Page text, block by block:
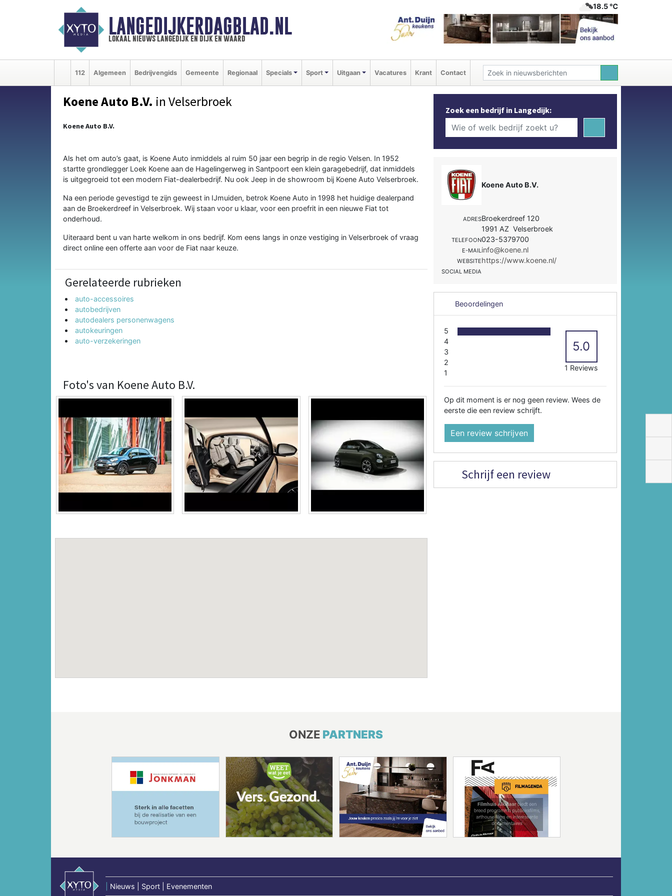
LANGEDIJKERDAGBLAD.NL
lokaal nieuws langedijk en dijk en waard
18.5 ℃
112 Algemeen Bedrijvengids Gemeente Regionaal Specials Sport Uitgaan Vacatures Krant Contact
Koene Auto B.V. in Velserbroek
Koene Auto B.V.
Als het om auto’s gaat, is Koene Auto inmiddels al ruim 50 jaar een begrip in de regio Velsen. In 1952
startte grondlegger Loek Koene aan de Hagelingerweg in Santpoort een klein garagebedrijf, dat inmiddels
is uitgegroeid tot een modern Fiat-dealerbedrijf. Nu ook Jeep in de showroom bij Koene Auto Velserbroek.
Na een periode gevestigd te zijn geweest in IJmuiden, betrok Koene Auto in 1998 het huidige dealerpand
aan de Broekerdreef in Velserbroek. Wij staan voor u klaar, voor een proefrit in een nieuwe Fiat tot
onderhoud.
Uiteraard bent u van harte welkom in ons bedrijf. Kom eens langs in onze vestiging in Velserbroek of vraag
direct online een offerte aan voor de Fiat naar keuze.
Gerelateerde rubrieken
auto-accessoires
autobedrijven
autodealers personenwagens
autokeuringen
auto-verzekeringen
Foto's van Koene Auto B.V.
Zoek een bedrijf in Langedijk:
Koene Auto B.V.
ADRESBroekerdreef 120
1991 AZ Velserbroek
TELEFOON023-5379700
E-MAILinfo@koene.nl
WEBSITEhttps://www.koene.nl/
SOCIAL MEDIA
Beoordelingen
5
4
3
2
1
5.0
1 Reviews
Op dit moment is er nog geen review. Wees de
eerste die een review schrijft.
Een review schrijven
Schrijf een review
ONZE PARTNERS
Nieuws | Sport | Evenementen